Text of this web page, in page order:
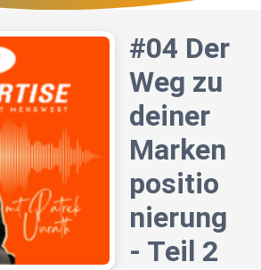
#04 Der
Weg zu
deiner
Marken
positio
nierung
- Teil 2